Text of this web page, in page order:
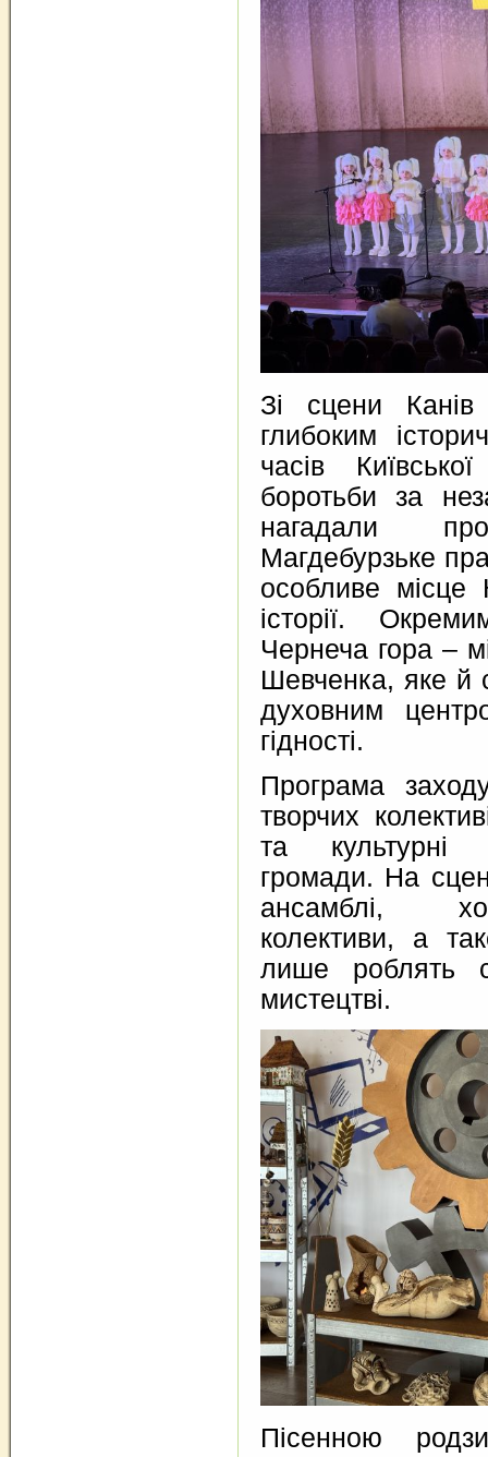
Зі сцени
глибоким
часів
боротьби за
нагадали
Магдебурзьке
особливе місце
історії.
Чернеча гора –
Шевченка, яке й
духовним
гідності.
Програма
творчих
та культурні
громади. На
ансамблі,
колективи, а
лише роблять
мистецтві.
Пісенною